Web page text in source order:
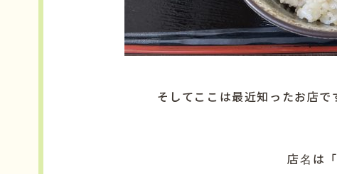
そしてここは最近知ったお店で
店名は